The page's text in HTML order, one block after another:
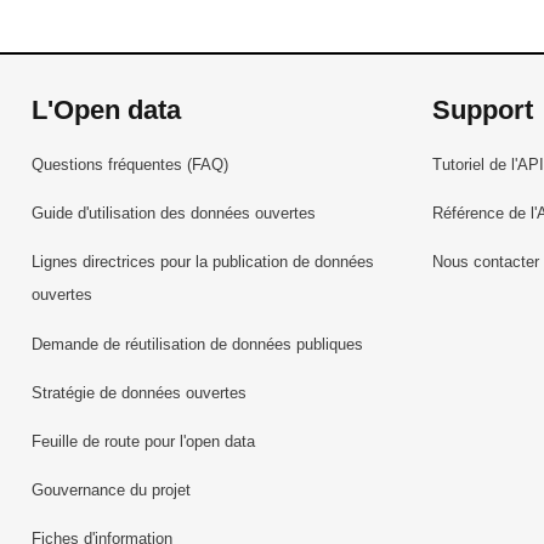
L'Open data
Questions fréquentes (FAQ)
Guide d'utilisation des données ouvertes
Lignes directrices pour la publication de données
ouvertes
Demande de réutilisation de données publiques
Stratégie de données ouvertes
Feuille de route pour l'open data
Gouvernance du projet
Fiches d'information
Support
Tutoriel de l'API
Référence de
Nous contacter